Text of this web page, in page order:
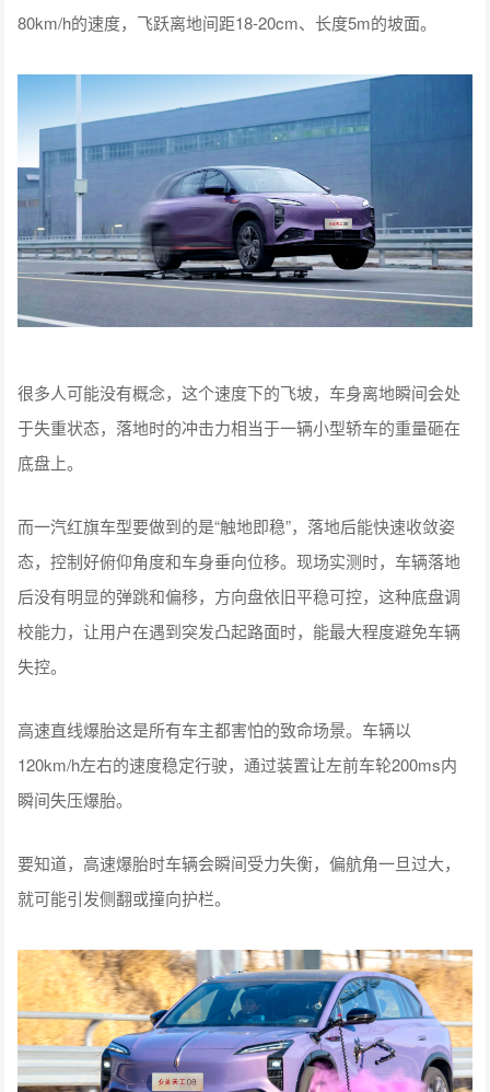
80km/h的速度，飞跃离地间距18-20cm、长度5m的坡面。
很多人可能没有概念，这个速度下的飞坡，车身离地瞬间会处
于失重状态，落地时的冲击力相当于一辆小型轿车的重量砸在
底盘上。
而一汽红旗车型要做到的是“触地即稳”，落地后能快速收敛姿
态，控制好俯仰角度和车身垂向位移。现场实测时，车辆落地
后没有明显的弹跳和偏移，方向盘依旧平稳可控，这种底盘调
校能力，让用户在遇到突发凸起路面时，能最大程度避免车辆
失控。
高速直线爆胎这是所有车主都害怕的致命场景。车辆以
120km/h左右的速度稳定行驶，通过装置让左前车轮200ms内
瞬间失压爆胎。
要知道，高速爆胎时车辆会瞬间受力失衡，偏航角一旦过大，
就可能引发侧翻或撞向护栏。